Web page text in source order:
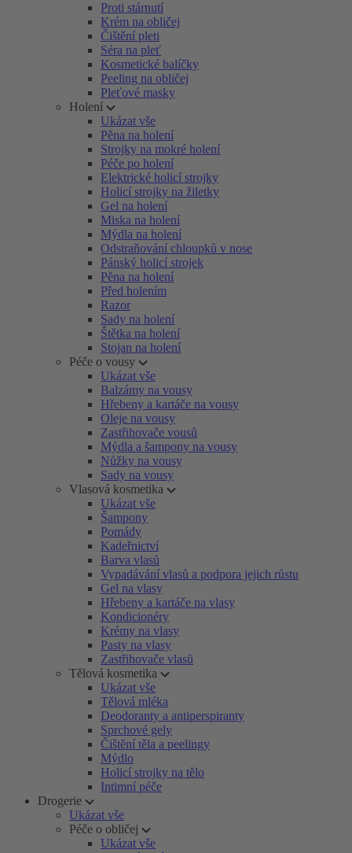
Proti stárnutí
Krém na obličej
Čištění pleti
Séra na pleť
Kosmetické balíčky
Peeling na obličej
Pleťové masky
Holení
Ukázat vše
Pěna na holení
Strojky na mokré holení
Péče po holení
Elektrické holicí strojky
Holicí strojky na žiletky
Gel na holení
Miska na holení
Mýdla na holení
Odstraňování chloupků v nose
Pánský holicí strojek
Pěna na holení
Před holením
Razor
Sady na holení
Štětka na holení
Stojan na holení
Péče o vousy
Ukázat vše
Balzámy na vousy
Hřebeny a kartáče na vousy
Oleje na vousy
Zastřihovače vousů
Mýdla a šampony na vousy
Nůžky na vousy
Sady na vousy
Vlasová kosmetika
Ukázat vše
Šampony
Pomády
Kadeřnictví
Barva vlasů
Vypadávání vlasů a podpora jejich růstu
Gel na vlasy
Hřebeny a kartáče na vlasy
Kondicionéry
Krémy na vlasy
Pasty na vlasy
Zastřihovače vlasů
Tělová kosmetika
Ukázat vše
Tělová mléka
Deodoranty a antiperspiranty
Sprchové gely
Čištění těla a peelingy
Mýdlo
Holicí strojky na tělo
Intimní péče
Drogerie
Ukázat vše
Péče o obličej
Ukázat vše